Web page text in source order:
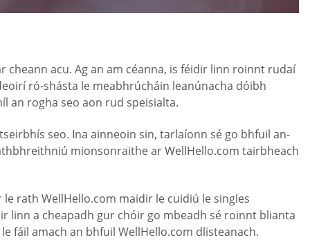
cheann acu. Ag an am céanna, is féidir linn roinnt rudaí
ró-shásta le meabhrúcháin leanúnacha dóibh
an rogha seo aon rud speisialta.
seo. Ina ainneoin sin, tarlaíonn sé go bhfuil an-
mionsonraithe ar WellHello.com tairbheach
rath WellHello.com maidir le cuidiú le singles
linn a cheapadh gur chóir go mbeadh sé roinnt blianta
fáil amach an bhfuil WellHello.com dlisteanach.